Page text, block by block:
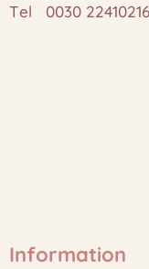
Tel 0030
Information